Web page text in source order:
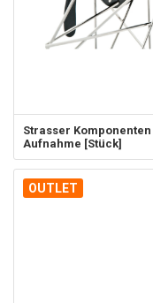
Strasser Komponenten
Aufnahme [Stück]
OUTLET